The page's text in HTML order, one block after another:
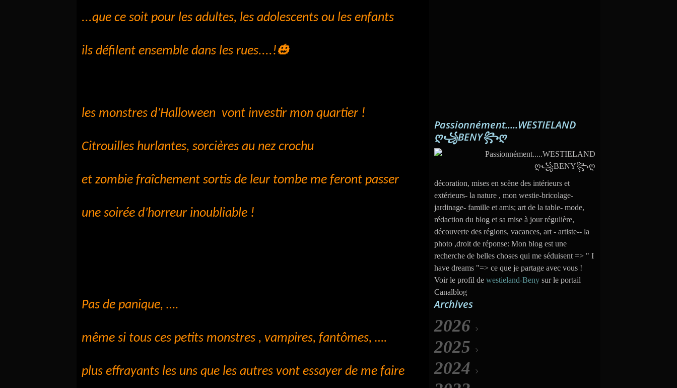
...que ce soit pour les adultes, les adolescents ou les enfants
ils défilent ensemble dans les rues....!🎃
les monstres d’Halloween vont investir mon quartier !
Citrouilles hurlantes, sorcières au nez crochu
et zombie fraîchement sortis de leur tombe me feront passer
une soirée d’horreur inoubliable !
Pas de panique, ….
même si tous ces petits monstres , vampires, fantômes, ….
plus effrayants les uns que les autres vont essayer de me faire
Passionnément.....WESTIELAND
ღ꧁BENY꧂ღ
décoration, mises en scène des intérieurs et
extérieurs- la nature , mon westie-bricolage-
jardinage- famille et amis; art de la table- mode,
rédaction du blog et sa mise à jour régulière,
découverte des régions, vacances, art - artiste-- la
photo ,droit de réponse: Mon blog est une
recherche de belles choses qui me séduisent => " I
have dreams "=> ce que je partage avec vous !
Voir le profil de westieland-Beny sur le portail
Canalblog
Archives
2026
Août
Juillet
2025
Décembre
2024